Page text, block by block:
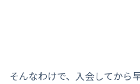
そんなわけで、入会してから